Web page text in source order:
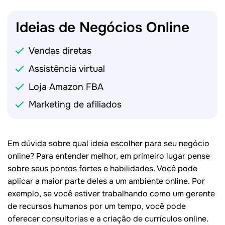
Ideias de Negócios Online
Vendas diretas
Assistência virtual
Loja Amazon FBA
Marketing de afiliados
Em dúvida sobre qual ideia escolher para seu negócio
online? Para entender melhor, em primeiro lugar pense
sobre seus pontos fortes e habilidades. Você pode
aplicar a maior parte deles a um ambiente online. Por
exemplo, se você estiver trabalhando como um gerente
de recursos humanos por um tempo, você pode
oferecer consultorias e a criação de currículos online.